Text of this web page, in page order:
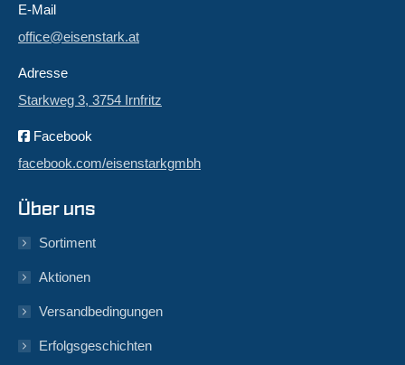
E-Mail
office@eisenstark.at
Adresse
Starkweg 3, 3754 Irnfritz
Facebook
facebook.com/eisenstarkgmbh
Über uns
Sortiment
Aktionen
Versandbedingungen
Erfolgsgeschichten